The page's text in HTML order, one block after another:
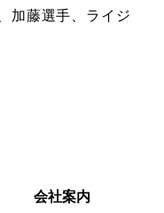
加藤選手、ライジ
会社案内